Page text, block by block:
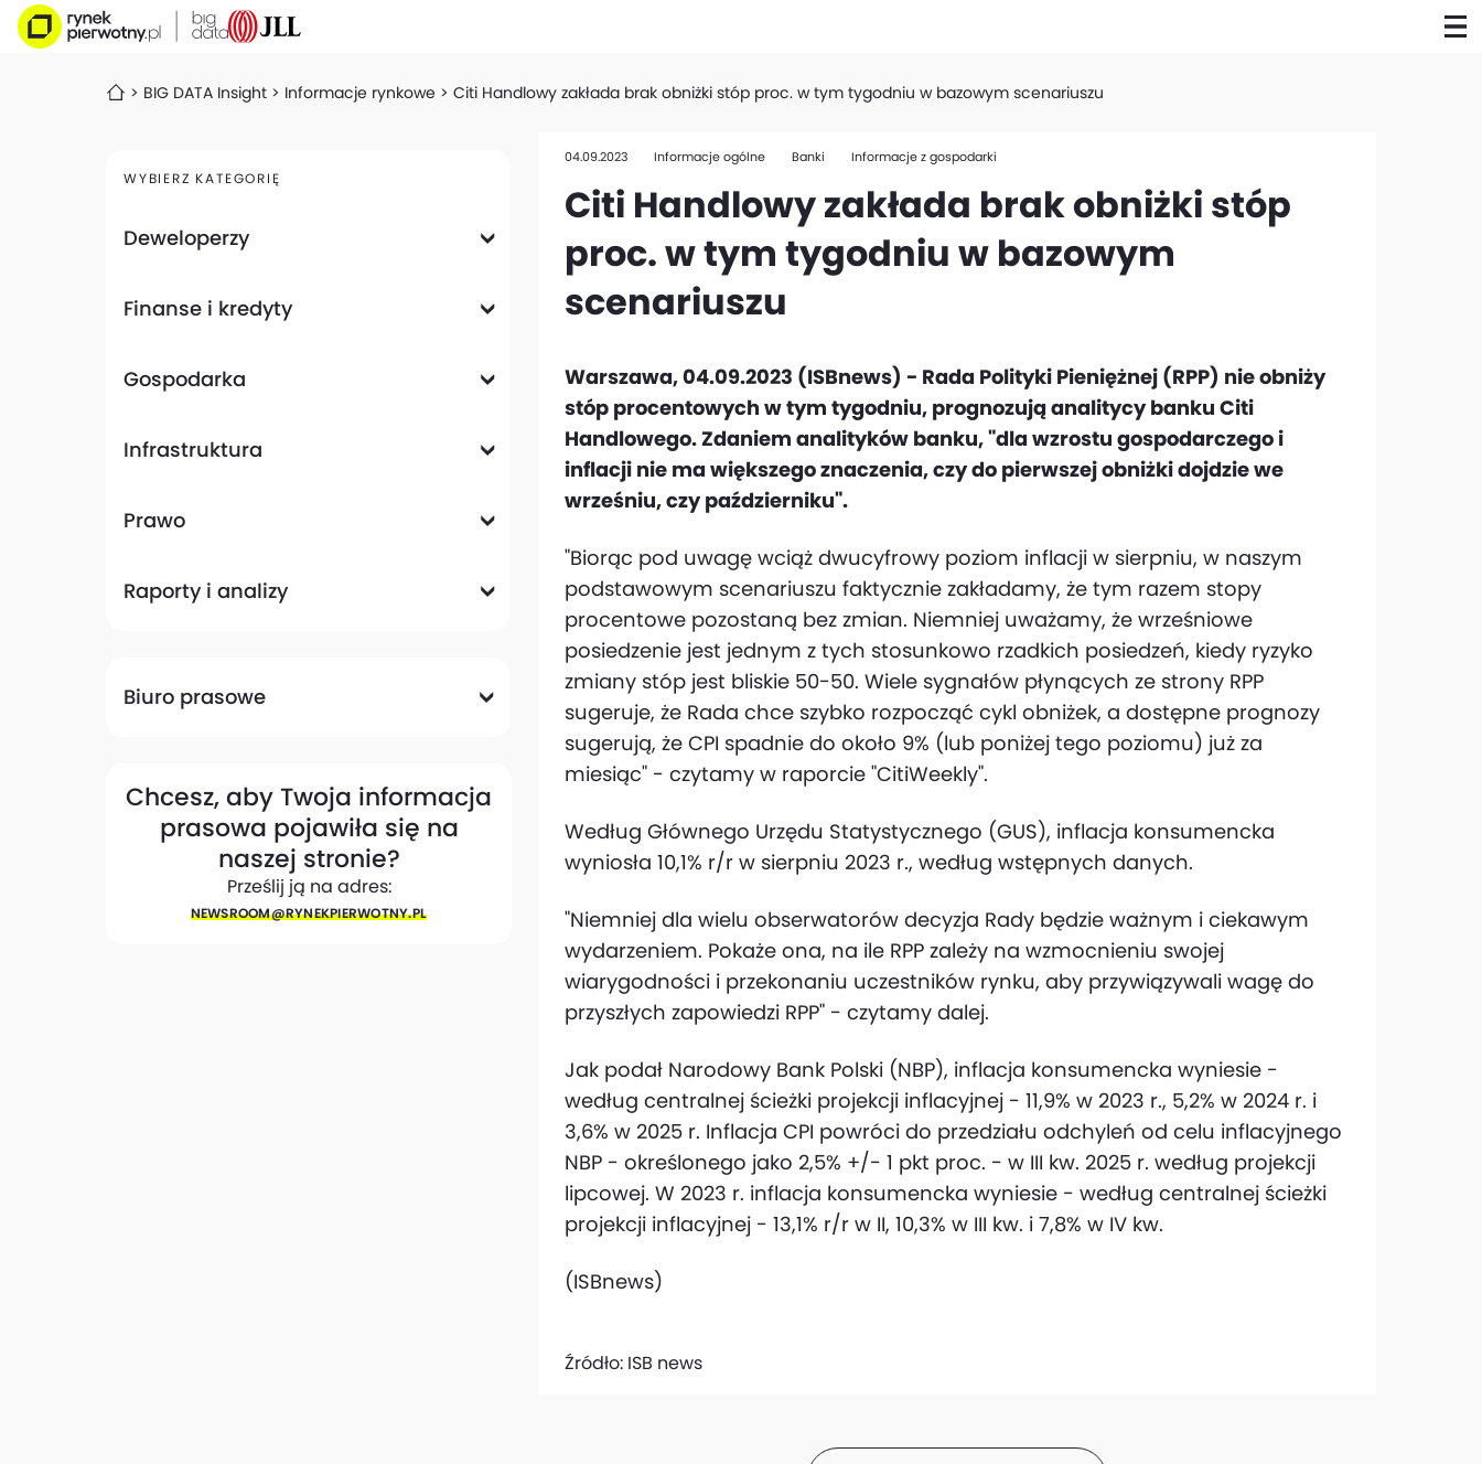
BIG DATA Insight Informacje rynkowe Citi Handlowy zakłada brak obniżki stóp proc. w tym tygodniu w bazowym scenariuszu
WYBIERZ KATEGORIĘ
Deweloperzy
Finanse i kredyty
Gospodarka
Infrastruktura
Prawo
Raporty i analizy
Biuro prasowe
Chcesz, aby Twoja informacja
prasowa pojawiła się na
naszej stronie?
Prześlij ją na adres:
NEWSROOM@​RYNEKPIERWOTNY.PL
04.09.2023 Informacje ogólne Banki Informacje z gospodarki
Citi Handlowy zakłada brak obniżki stóp
proc. w tym tygodniu w bazowym
scenariuszu
Warszawa, 04.09.2023 (ISBnews) - Rada Polityki Pieniężnej (RPP) nie obniży
stóp procentowych w tym tygodniu, prognozują analitycy banku Citi
Handlowego. Zdaniem analityków banku, "dla wzrostu gospodarczego i
inflacji nie ma większego znaczenia, czy do pierwszej obniżki dojdzie we
wrześniu, czy październiku".
"Biorąc pod uwagę wciąż dwucyfrowy poziom inflacji w sierpniu, w naszym
podstawowym scenariuszu faktycznie zakładamy, że tym razem stopy
procentowe pozostaną bez zmian. Niemniej uważamy, że wrześniowe
posiedzenie jest jednym z tych stosunkowo rzadkich posiedzeń, kiedy ryzyko
zmiany stóp jest bliskie 50-50. Wiele sygnałów płynących ze strony RPP
sugeruje, że Rada chce szybko rozpocząć cykl obniżek, a dostępne prognozy
sugerują, że CPI spadnie do około 9% (lub poniżej tego poziomu) już za
miesiąc" - czytamy w raporcie "CitiWeekly".
Według Głównego Urzędu Statystycznego (GUS), inflacja konsumencka
wyniosła 10,1% r/r w sierpniu 2023 r., według wstępnych danych.
"Niemniej dla wielu obserwatorów decyzja Rady będzie ważnym i ciekawym
wydarzeniem. Pokaże ona, na ile RPP zależy na wzmocnieniu swojej
wiarygodności i przekonaniu uczestników rynku, aby przywiązywali wagę do
przyszłych zapowiedzi RPP" - czytamy dalej.
Jak podał Narodowy Bank Polski (NBP), inflacja konsumencka wyniesie -
według centralnej ścieżki projekcji inflacyjnej - 11,9% w 2023 r., 5,2% w 2024 r. i
3,6% w 2025 r. Inflacja CPI powróci do przedziału odchyleń od celu inflacyjnego
NBP - określonego jako 2,5% +/- 1 pkt proc. - w III kw. 2025 r. według projekcji
lipcowej. W 2023 r. inflacja konsumencka wyniesie - według centralnej ścieżki
projekcji inflacyjnej - 13,1% r/r w II, 10,3% w III kw. i 7,8% w IV kw.
(ISBnews)
Źródło: ISB news